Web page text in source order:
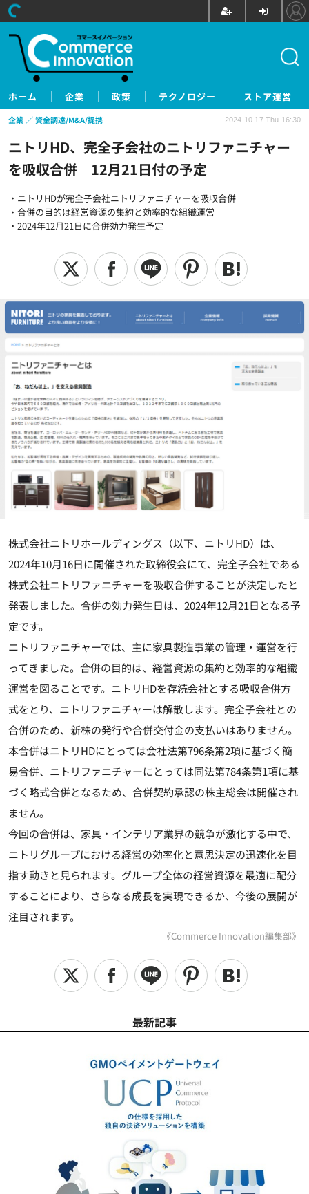
ホーム 企業 政策 テクノロジー ストア運営
ニトリHD、完全子会社のニトリファニチャー
を吸収合併 12月21日付の予定
・ニトリHDが完全子会社ニトリファニチャーを吸収合併
・合併の目的は経営資源の集約と効率的な組織運営
・2024年12月21日に合併効力発生予定
企業 資金調達/M&A/提携 2024.10.17 Thu 16:30
株式会社ニトリホールディングス（以下、ニトリHD）は、
2024年10月16日に開催された取締役会にて、完全子会社である
株式会社ニトリファニチャーを吸収合併することが決定したと
発表しました。合併の効力発生日は、2024年12月21日となる予
定です。
ニトリファニチャーでは、主に家具製造事業の管理・運営を行
ってきました。合併の目的は、経営資源の集約と効率的な組織
運営を図ることです。ニトリHDを存続会社とする吸収合併方
式をとり、ニトリファニチャーは解散します。完全子会社との
合併のため、新株の発行や合併交付金の支払いはありません。
本合併はニトリHDにとっては会社法第796条第2項に基づく簡
易合併、ニトリファニチャーにとっては同法第784条第1項に基
づく略式合併となるため、合併契約承認の株主総会は開催され
ません。
今回の合併は、家具・インテリア業界の競争が激化する中で、
ニトリグループにおける経営の効率化と意思決定の迅速化を目
指す動きと見られます。グループ全体の経営資源を最適に配分
することにより、さらなる成長を実現できるか、今後の展開が
注目されます。
《Commerce Innovation編集部》
最新記事